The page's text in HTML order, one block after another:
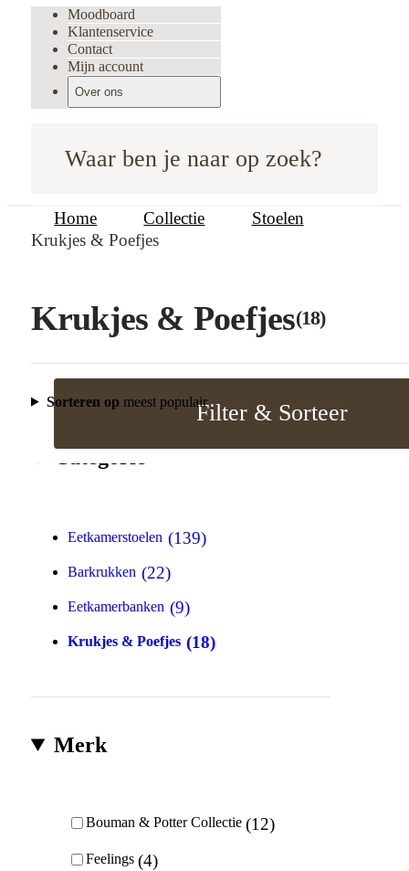
Waar ben je naar op zoek?
Moodboard
Klantenservice
Contact
Mijn account
Over ons
Home Collectie
Stoelen
Krukjes & Poefjes
Krukjes & Poefjes(18)
Filter & Sorteer
Filter & Sorteer
Sorteren op meest populair
Categorie
Eetkamerstoelen 139
Barkrukken 22
Eetkamerbanken 9
Krukjes & Poefjes 18
Merk
Bouman & Potter Collectie 12
Feelings 4